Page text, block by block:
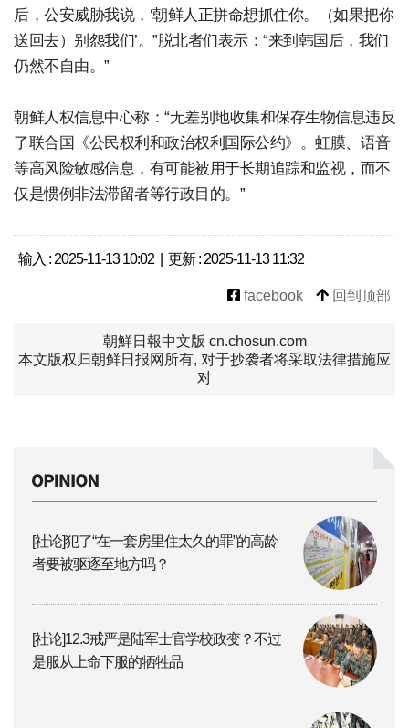
后，公安威胁我说，‘朝鲜人正拼命想抓住你。（如果把你
送回去）别怨我们’。”脱北者们表示：“来到韩国后，我们
仍然不自由。”
朝鲜人权信息中心称：“无差别地收集和保存生物信息违反
了联合国《公民权利和政治权利国际公约》。虹膜、语音
等高风险敏感信息，有可能被用于长期追踪和监视，而不
仅是惯例非法滞留者等行政目的。”
输入 : 2025-11-13 10:02 | 更新 : 2025-11-13 11:32
facebook 回到顶部
朝鮮日報中文版 cn.chosun.com
本文版权归朝鲜日报网所有, 对于抄袭者将采取法律措施应
对
[社论]犯了“在一套房里住太久的罪”的高龄
者要被驱逐至地方吗？
[社论]12.3戒严是陆军士官学校政变？不过
是服从上命下服的牺牲品